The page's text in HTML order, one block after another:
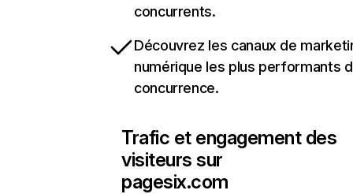
concurrents.
Découvrez les canaux de
numérique les plus performants
concurrence.
Trafic et engagement des
visiteurs sur
pagesix.com